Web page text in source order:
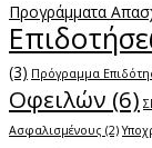
Προγράμματα
(3) Πρόγραμμα
Οφειλών (6)
Ασφαλισμένους (2)